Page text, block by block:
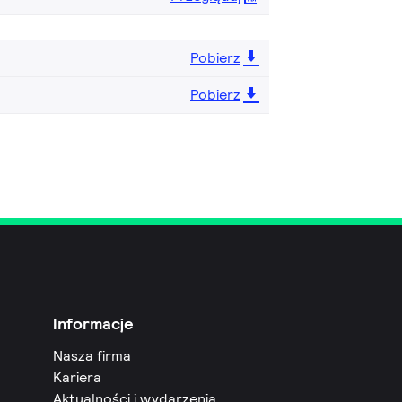
Pobierz
Pobierz
Informacje
Nasza firma
Kariera